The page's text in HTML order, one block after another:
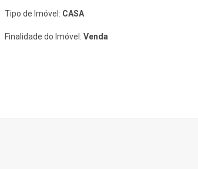
Tipo de Imóvel: CASA
Finalidade do Imóvel: Venda